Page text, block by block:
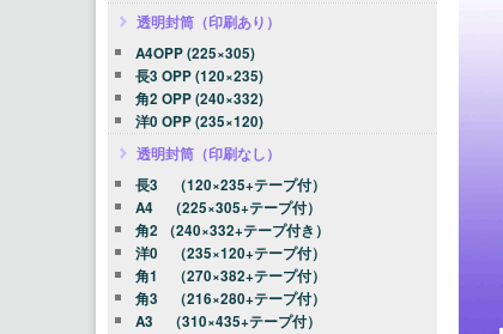
透明封筒（印刷あり）
A4OPP (225×305)
長3 OPP (120×235)
角2 OPP (240×332)
洋0 OPP (235×120)
透明封筒（印刷なし）
長3 （120×235+テープ付）
A4 （225×305+テープ付）
角2 （240×332+テープ付き）
洋0 （235×120+テープ付）
角1 （270×382+テープ付）
角3 （216×280+テープ付）
A3 （310×435+テープ付）